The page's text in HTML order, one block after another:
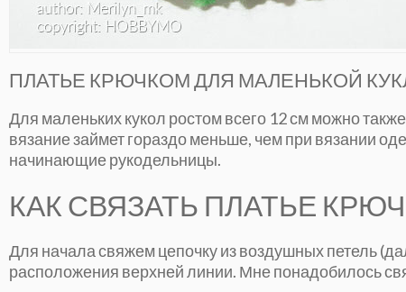
ПЛАТЬЕ КРЮЧКОМ ДЛЯ МАЛЕНЬКОЙ
Для маленьких кукол ростом всего 12 см можно
вязание займет гораздо меньше, чем при вязании
начинающие рукодельницы.
КАК СВЯЗАТЬ ПЛАТЬЕ
Для начала свяжем цепочку из воздушных петель
расположения верхней линии. Мне понадобилось